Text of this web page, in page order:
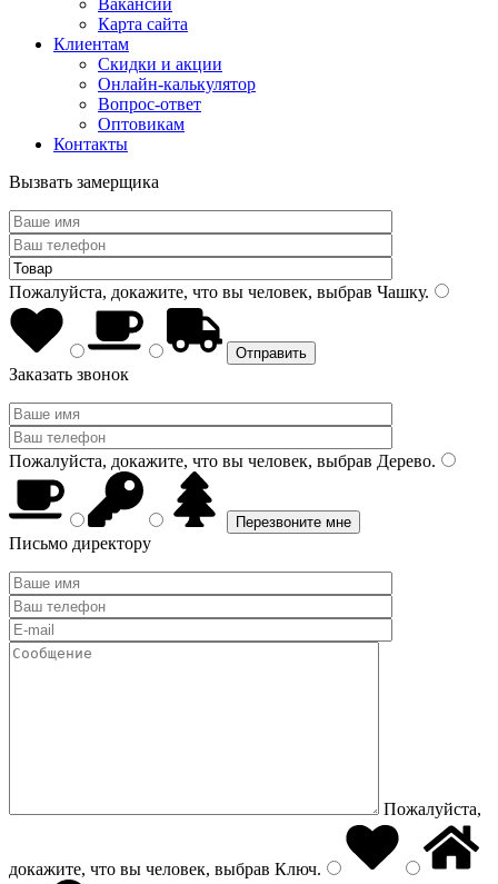
Вакансии
Карта сайта
Клиентам
Скидки и акции
Онлайн-калькулятор
Вопрос-ответ
Оптовикам
Контакты
Вызвать замерщика
Пожалуйста, докажите, что вы человек, выбрав Чашку.
Заказать звонок
Пожалуйста, докажите, что вы человек, выбрав Дерево.
Письмо директору
Пожалуйста,
докажите, что вы человек, выбрав Ключ.